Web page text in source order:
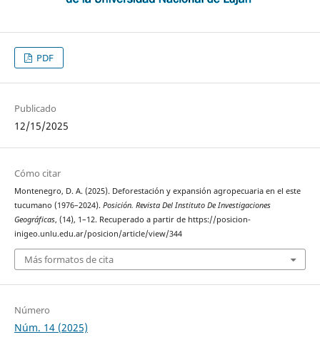
PDF
Publicado
12/15/2025
Cómo citar
Montenegro, D. A. (2025). Deforestación y expansión agropecuaria en el este
tucumano (1976–2024). Posición. Revista Del Instituto De Investigaciones
Geográficas, (14), 1–12. Recuperado a partir de https://posicion-
inigeo.unlu.edu.ar/posicion/article/view/344
Más formatos de cita
Número
Núm. 14 (2025)